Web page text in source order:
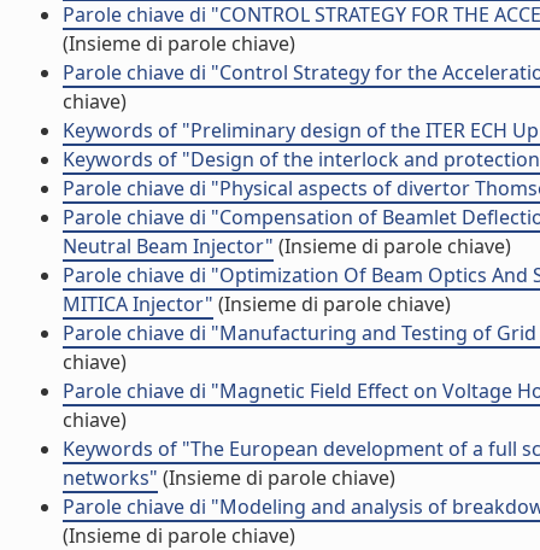
Parole chiave di "CONTROL STRATEGY FOR THE
(Insieme di parole chiave)
Parole chiave di "Control Strategy for the
chiave)
Keywords of "Preliminary design of the ITER ECH
Keywords of "Design of the interlock and
Parole chiave di "Physical aspects of divertor
Parole chiave di "Compensation of Beamlet
Neutral Beam Injector" (Insieme di parole chiave)
Parole chiave di "Optimization Of Beam Optics
MITICA Injector" (Insieme di parole chiave)
Parole chiave di "Manufacturing and Testing of
chiave)
Parole chiave di "Magnetic Field Effect on Voltage
chiave)
Keywords of "The European development of a full
networks" (Insieme di parole chiave)
Parole chiave di "Modeling and analysis of
(Insieme di parole chiave)